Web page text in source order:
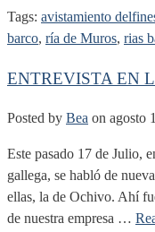
Tags: avistamiento
barco, ría de Muros, rias
ENTREVISTA EN
Posted by Bea on agosto
Este pasado 17 de Julio,
gallega, se habló de
ellas, la de Ochivo. Ahí
de nuestra empresa …